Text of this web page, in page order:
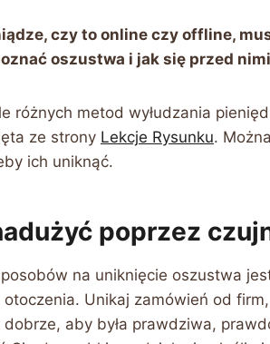
czy to online czy offline,
oszustwa i jak się przed
różnych metod wyłudzania
ze strony Lekcje Rysunku.
ich uniknąć.
poprzez
na uniknięcie oszustwa
Unikaj zamówień od
aby była prawdziwa,